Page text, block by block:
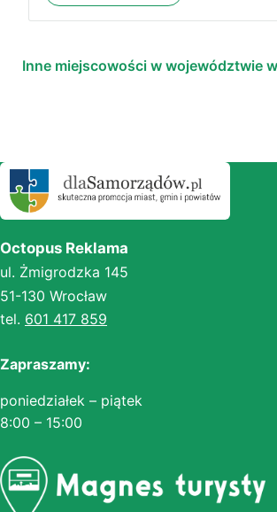
Inne miejscowości w województwie
Octopus Reklama
ul. Żmigrodzka 145
51-130 Wrocław
tel. 601 417 859
Zapraszamy:
poniedziałek – piątek
8:00 – 15:00